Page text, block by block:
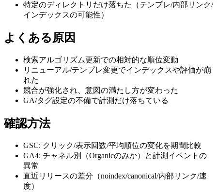
特定のディレクトリだけ落ちた（テンプレ/内部リンク/
インデックスの可能性）
よくある原因
検索アルゴリズム更新での相対的な順位変動
リニューアル/テンプレ変更でインデックスや評価が崩
れた
競合が強化され、意図の満たし方が変わった
GA/タグ設定の不備で計測だけ落ちている
確認方法
GSC: クリック/表示回数/平均順位の変化を期間比較
GA4: チャネル別（Organicのみか）と計測イベントの
異常
直近リリースの差分（noindex/canonical/内部リンク/速
度）